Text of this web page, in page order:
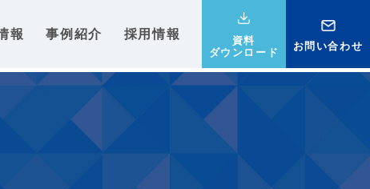
報 事例紹介 採用情報
資料
ダウンロード
お問い合わせ